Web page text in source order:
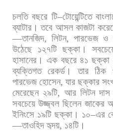
চলতি বছরে টি–টোয়েন্টিতে
ব্যাটার। তবে আসল কাজটা
—তানজিদ, লিটন, পারভেজ ও
উঠেছে ১২৭টি ছক্কা।
হাসানের। এক বছরে ৪১ ছক্কা
ব্যক্তিগত রেকর্ড। তার ঠিক
পারভেজ হোসেন, যার ছক্কার
মেরেছেন ২৯টি, আর লিটন দাস
সবচেয়ে উজ্জ্বল ছিলেন জাকের
ইনিংসে ১৯টি ছক্কা। ১০–এর
—তাওহিদ হৃদয়, ১৪টি।